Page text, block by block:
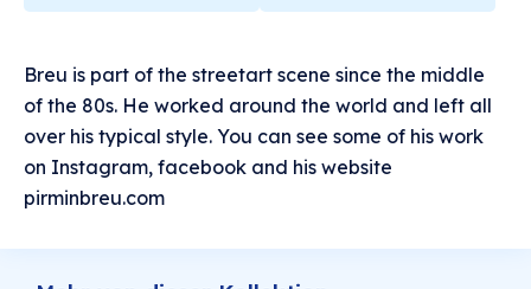
Breu is part of the streetart scene since the middle
of the 80s. He worked around the world and left all
over his typical style. You can see some of his work
on Instagram, facebook and his website
pirminbreu.com